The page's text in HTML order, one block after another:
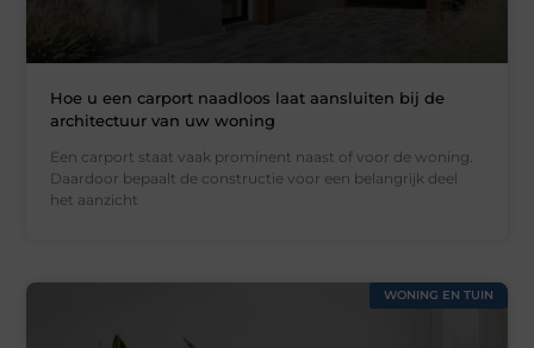
Hoe u een carport naadloos laat aansluiten bij de
architectuur van uw woning
Een carport staat vaak prominent naast of voor de woning.
Daardoor bepaalt de constructie voor een belangrijk deel
het aanzicht
WONING EN TUIN